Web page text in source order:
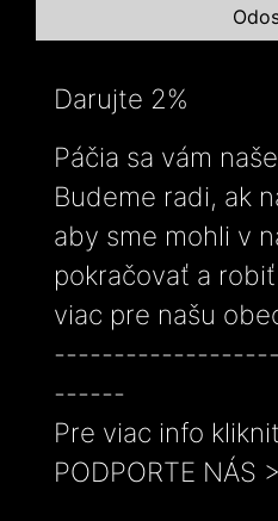
Darujte 2%
Páčia sa vám
Budeme radi, ak
aby sme mohli v
pokračovať a
viac pre našu
------
Pre viac info
PODPORTE NÁS